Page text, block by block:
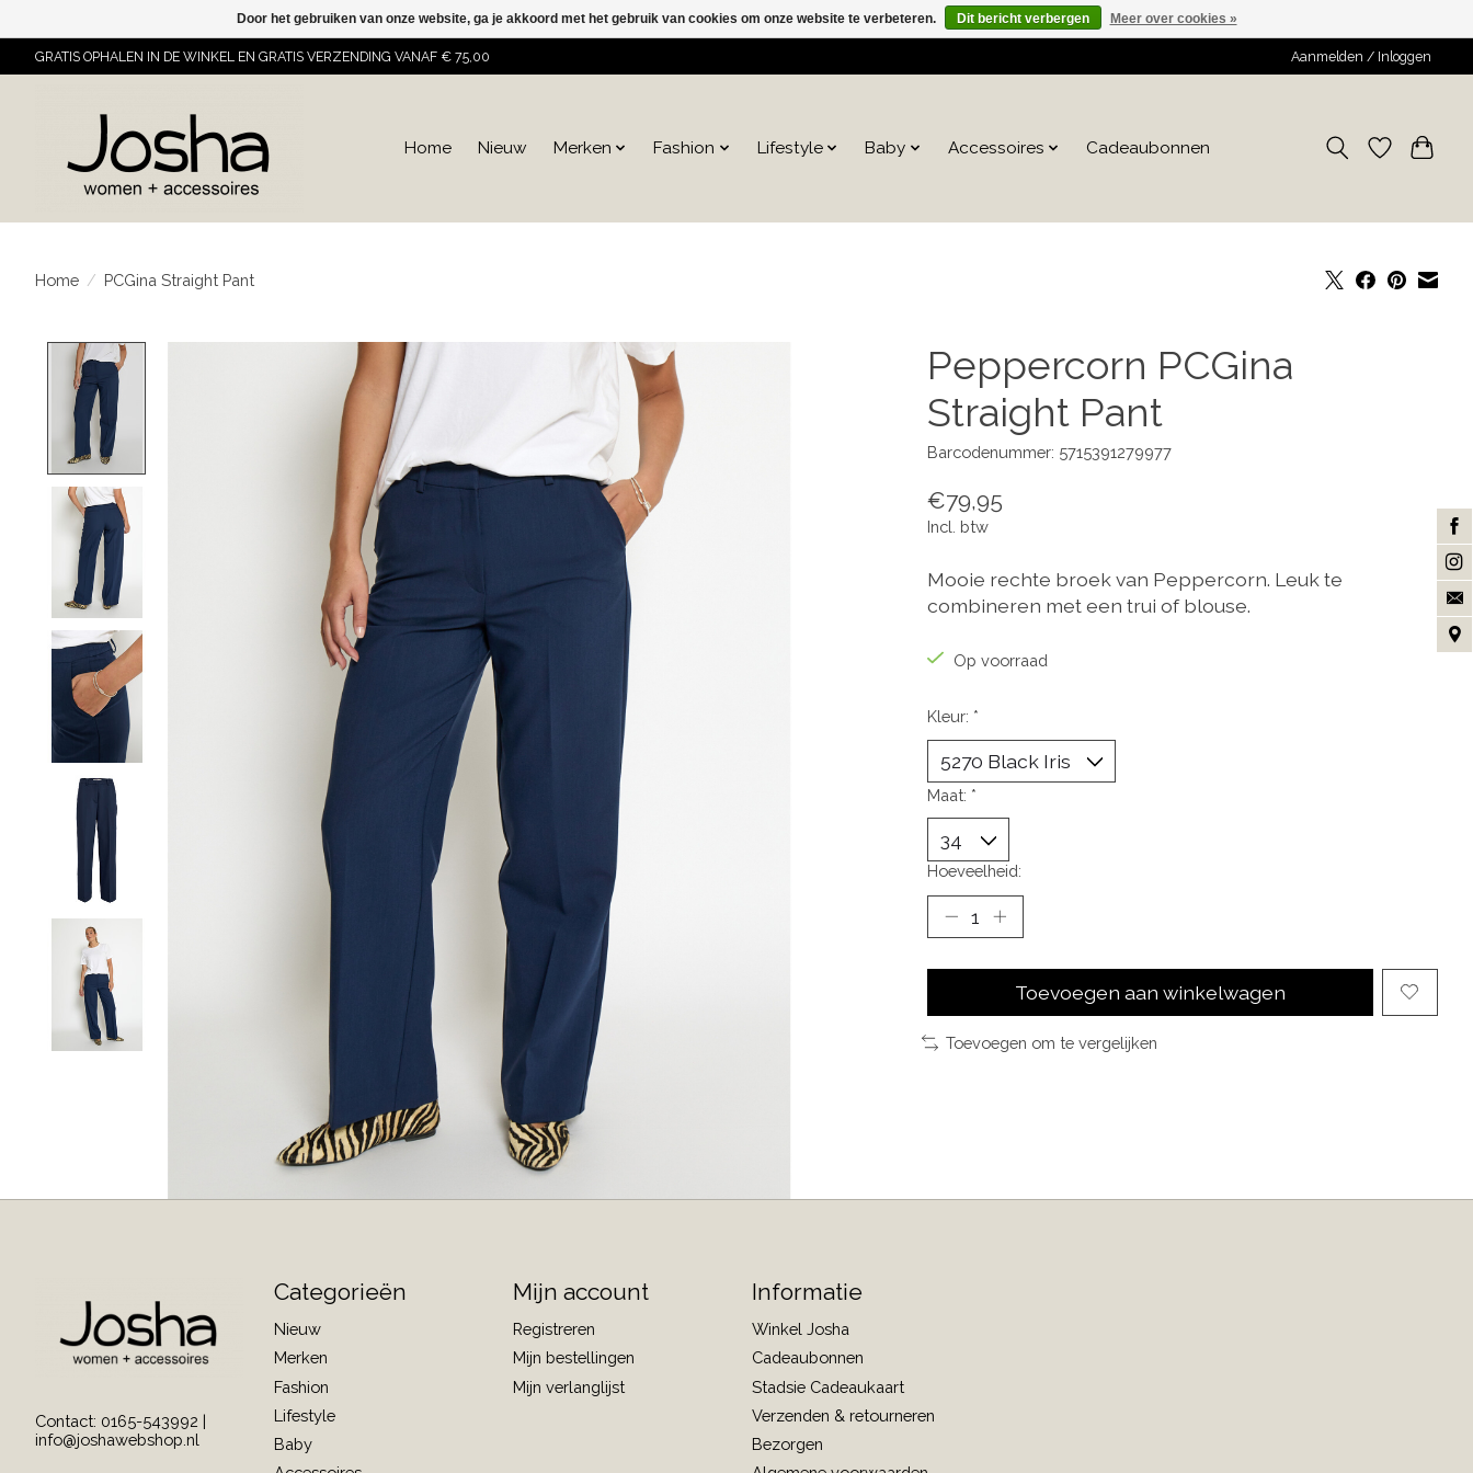
GRATIS OPHALEN IN DE WINKEL EN GRATIS VERZENDING VANAF € 75,00 Aanmelden / Inloggen
Home Nieuw Merken Fashion Lifestyle Baby Accessoires Cadeaubonnen
Home / PCGina Straight Pant
Product image slideshow Items
Peppercorn PCGina
Straight Pant
Barcodenummer: 5715391279977
€79,95
Incl. btw
Mooie rechte broek van Peppercorn. Leuk te
combineren met een trui of blouse.
Op voorraad
Kleur: *
Maat: *
Hoeveelheid:
Toevoegen aan winkelwagen
Toevoegen om te vergelijken
Contact: 0165-543992 |
info@joshawebshop.nl
Categorieën
Nieuw
Merken
Fashion
Lifestyle
Baby
Mijn account
Registreren
Mijn bestellingen
Mijn verlanglijst
Informatie
Winkel Josha
Cadeaubonnen
Stadsie Cadeaukaart
Verzenden & retourneren
Bezorgen
Door het gebruiken van onze website, ga je akkoord met het gebruik van cookies om onze website te verbeteren. Dit bericht verbergen Meer over cookies »